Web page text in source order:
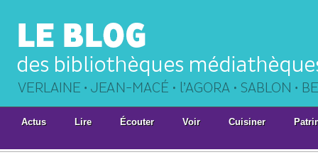
Actus Lire Écouter Voir Cuisiner